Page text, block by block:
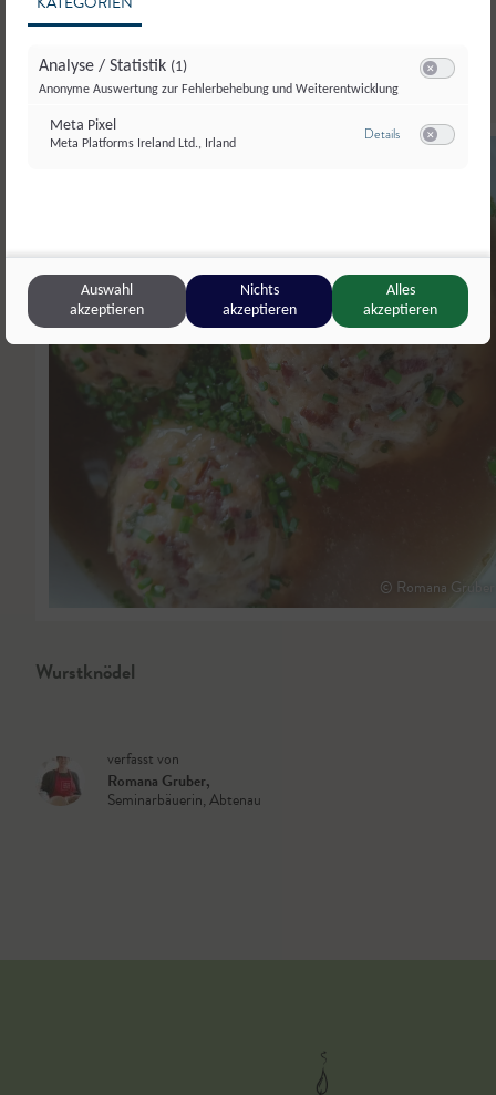
Weitere Hauptspeisen
© Romana Gruber
Wurstknödel
verfasst von
Romana Gruber,
Seminarbäuerin, Abtenau
Analyse / Statistik (1)
Anonyme Auswertung zur Fehlerbehebung und Weiterentwicklung
Meta Pixel
Meta Platforms Ireland Ltd., Irland
Detailszu Meta Pixel
Auswahl
akzeptieren
Nichts
akzeptieren
Alles
akzeptieren